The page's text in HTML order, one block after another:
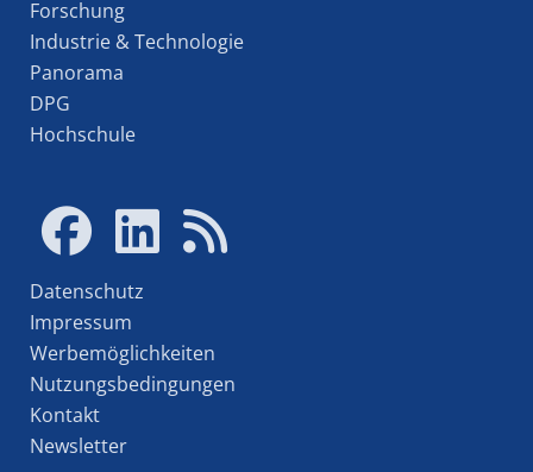
Forschung
Industrie & Technologie
Panorama
DPG
Hochschule
Datenschutz
Impressum
Werbemöglichkeiten
Nutzungsbedingungen
Kontakt
Newsletter